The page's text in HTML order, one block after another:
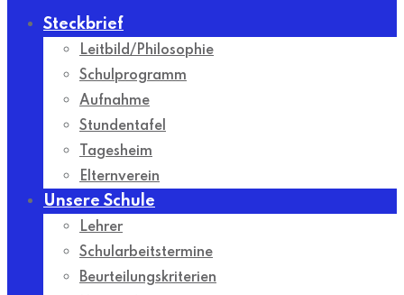
Steckbrief
Leitbild/Philosophie
Schulprogramm
Aufnahme
Stundentafel
Tagesheim
Elternverein
Unsere Schule
Lehrer
Schularbeitstermine
Beurteilungskriterien